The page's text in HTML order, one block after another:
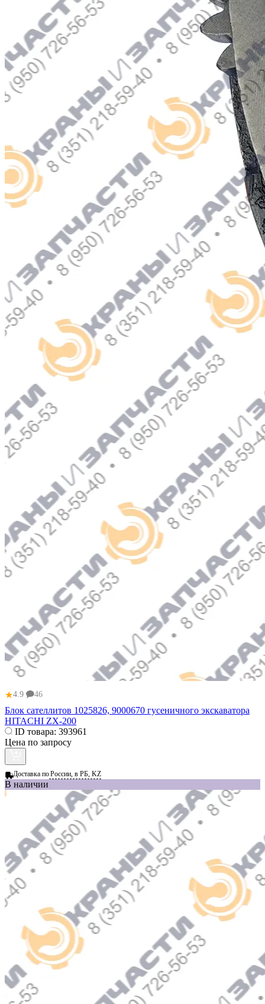
★4.9 46
Блок сателлитов 1025826, 9000670 гусеничного экскаватора
HITACHI ZX-200
ID товара: 393961
Цена по запросу
Доставка поРоссии, в РБ, KZ
В наличии